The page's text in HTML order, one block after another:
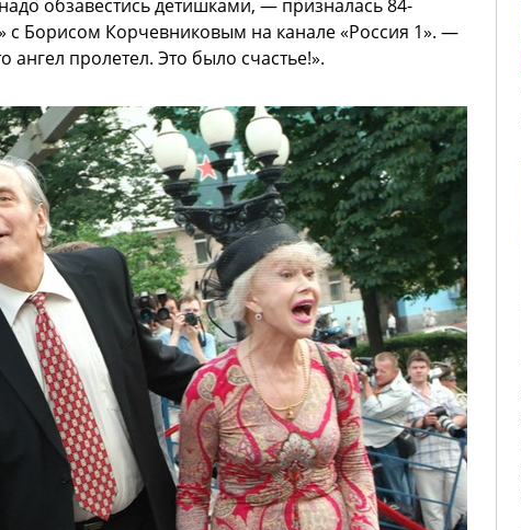
обзавестись детишками, — призналась 84-
с Борисом Корчевниковым на канале «Россия 1». —
пролетел. Это было счастье!».